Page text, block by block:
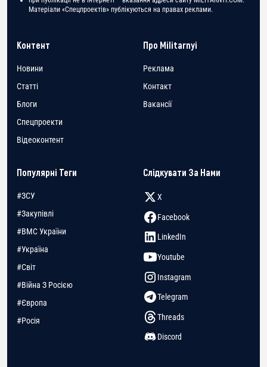
Матеріали «Спецпроектів» публікуються на правах реклами.
Контент
Новини
Статті
Блоги
Спецпроекти
Відеоконтент
Про Militarnyi
Реклама
Контакт
Вакансії
Популярні Теги
#ЗСУ
#Закупівлі
#ВМС України
#Україна
#Світ
#Війна З Росією
#Європа
#Росія
Слідкувати За Нами
X
Facebook
LinkedIn
Youtube
Instagram
Telegram
Threads
Discord